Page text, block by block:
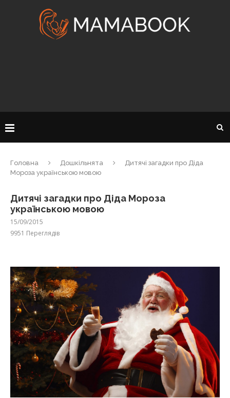
Головна Дошкільнята
Дитячі загадки про Діда
Мороза українською мовою
Дитячі загадки про Діда Мороза
українською мовою
15/09/2015
9951 Переглядів